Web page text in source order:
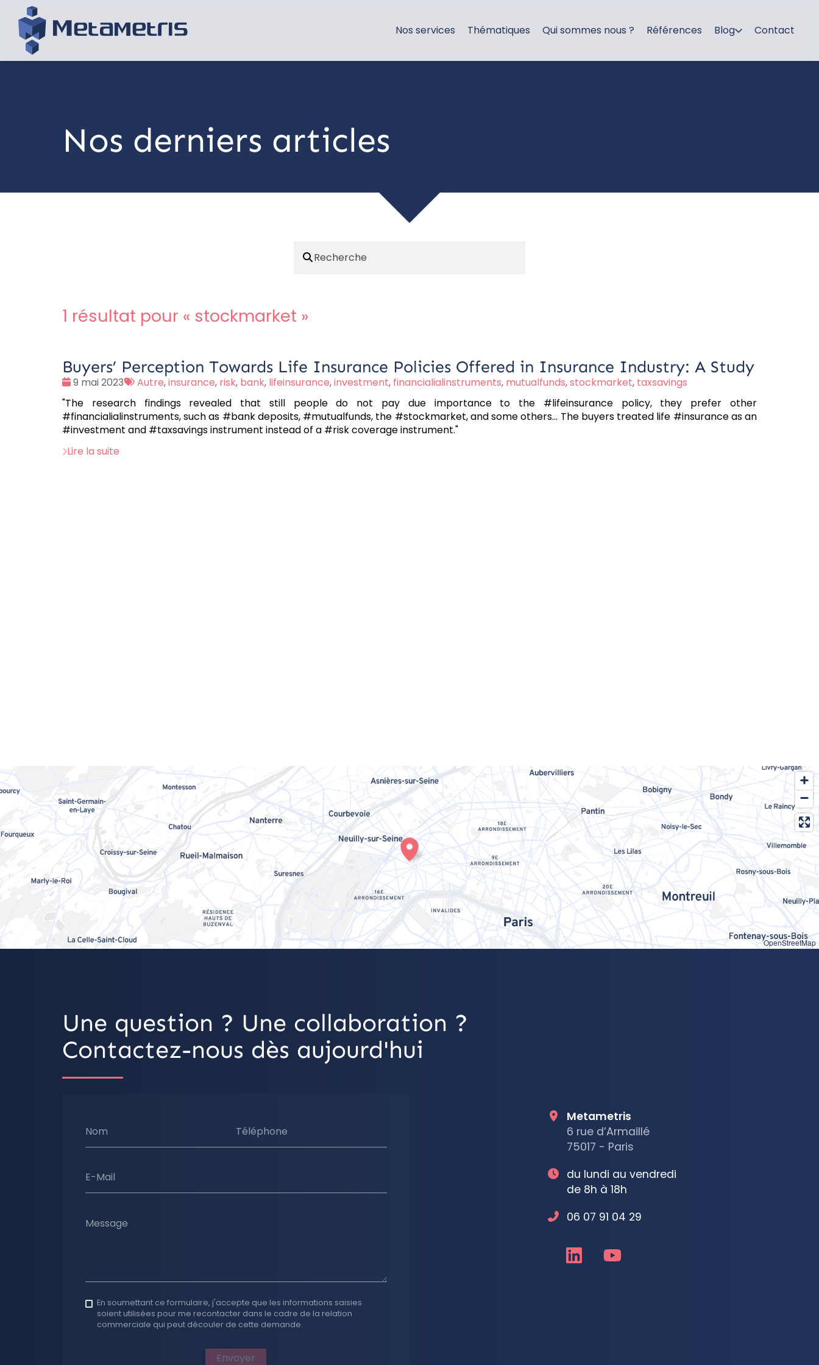
Nos services Thématiques Qui sommes nous ? Références Blog Contact
Nos derniers articles
1 résultat pour « stockmarket »
Buyers’ Perception Towards Life Insurance Policies Offered in Insurance Industry: A Study
Date
9 mai 2023
Tags
Autre,insurance, risk, bank, lifeinsurance,investment, financialialinstruments, mutualfunds,stockmarket, taxsavings
"The research findings revealed that still people do not pay due importance to the #lifeinsurance policy, they prefer other
#financialialinstruments, such as #bank deposits, #mutualfunds, the #stockmarket, and some others... The buyers treated life #insurance as an
#investment and #taxsavings instrument instead of a #risk coverage instrument."
Lire la suite
OpenStreetMap
Une question ? Une collaboration ?
Contactez-nous dès aujourd'hui
Nom Téléphone
E-Mail
Message
En soumettant ce formulaire, j'accepte que les informations saisies
soient utilisées pour me recontacter dans le cadre de la relation
commerciale qui peut découler de cette demande.
Envoyer
Metametris
6 rue d’Armaillé
75017 - Paris
du lundi au vendredi
de 8h à 18h
06 07 91 04 29